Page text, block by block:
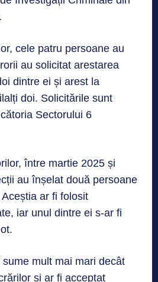
cele patru persoane au
au solicitat arestarea
dintre ei și arest la
doi. Solicitările sunt
Sectorului 6
între martie 2025 și
au înșelat două persoane
ar fi folosit
iar unul dintre ei s-ar fi
mult mai mari decât
și ar fi acceptat